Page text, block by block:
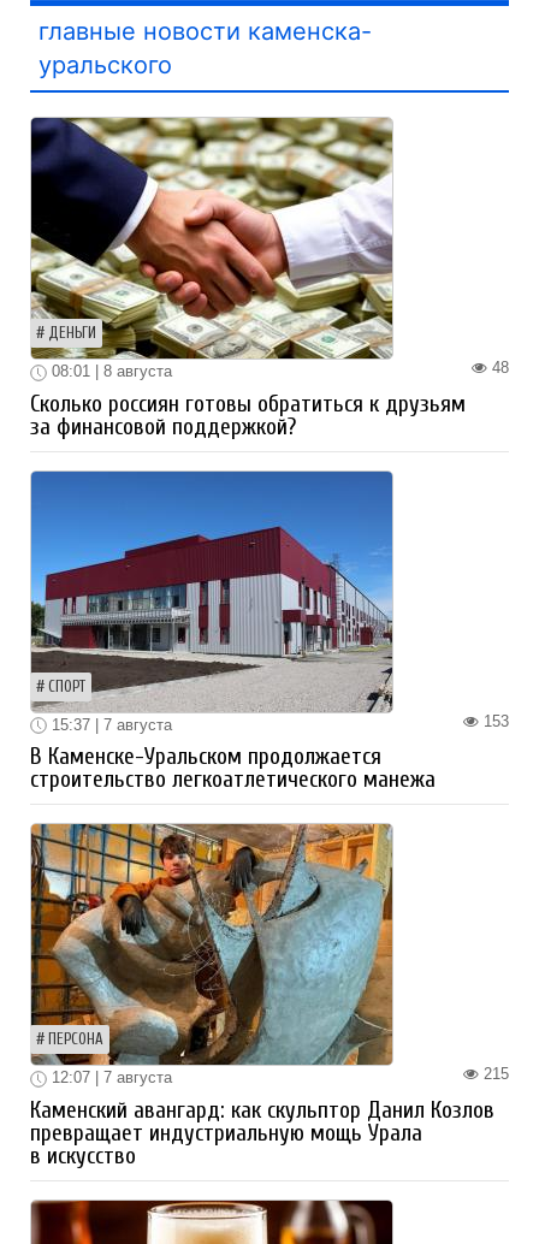
главные новости каменска-
уральского
ДЕНЬГИ
48
08:01 | 8 августа
Сколько россиян готовы обратиться к друзьям
за финансовой поддержкой?
СПОРТ
153
15:37 | 7 августа
В Каменске-Уральском продолжается
строительство легкоатлетического манежа
ПЕРСОНА
215
12:07 | 7 августа
Каменский авангард: как скульптор Данил Козлов
превращает индустриальную мощь Урала
в искусство